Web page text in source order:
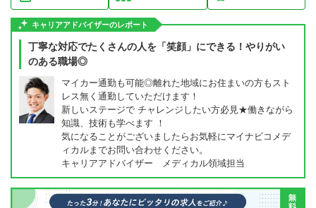
キャリアアドバイザーのレポート
丁寧な対応でたくさんの人を「笑顔」にできる！やりがい
のある職場◎
マイカー通勤も可能◎離れた地域にお住まいの方もスト
レス無く通勤していただけます！
新しいステージで チャレンジしたい方必見★働きながら
知識、技術も学べます ！
気になることがございましたらお気軽にマイナビコメデ
ィカルまでお問い合わせください。
キャリアアドバイザー メディカル領域担当